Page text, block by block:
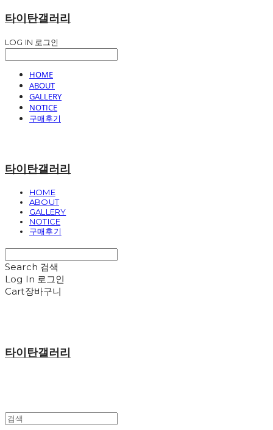
타이탄갤러리
LOG IN 로그인
HOME
ABOUT
GALLERY
NOTICE
구매후기
타이탄갤러리
HOME
ABOUT
GALLERY
NOTICE
구매후기
Search 검색
Log In 로그인
Cart장바구니
타이탄갤러리